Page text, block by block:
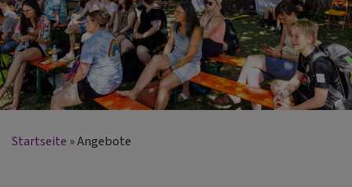
Startseite Angebote